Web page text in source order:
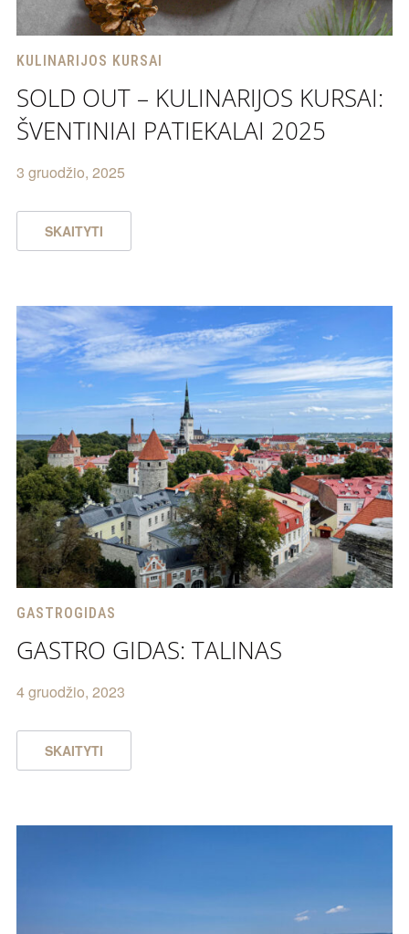
KULINARIJOS KURSAI
SOLD OUT – KULINARIJOS KURSAI:
ŠVENTINIAI PATIEKALAI 2025
3 gruodžio, 2025
SKAITYTI
GASTROGIDAS
GASTRO GIDAS: TALINAS
4 gruodžio, 2023
SKAITYTI